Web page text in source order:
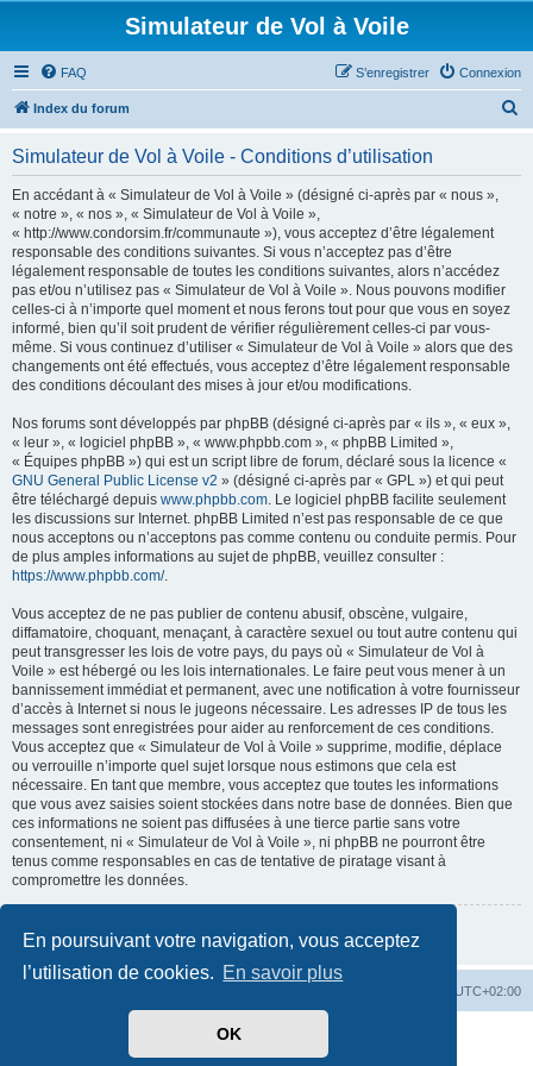
En poursuivant votre navigation, vous acceptez
l’utilisation de cookies. En savoir plus
OK
Simulateur de Vol à Voile
FAQ Connexion
S’enregistrer
Index du forum
Simulateur de Vol à Voile - Conditions d’utilisation
En accédant à « Simulateur de Vol à Voile » (désigné ci-après par « nous »,
« notre », « nos », « Simulateur de Vol à Voile »,
« http://www.condorsim.fr/communaute »), vous acceptez d’être légalement
responsable des conditions suivantes. Si vous n’acceptez pas d’être
légalement responsable de toutes les conditions suivantes, alors n’accédez
pas et/ou n’utilisez pas « Simulateur de Vol à Voile ». Nous pouvons modifier
celles-ci à n’importe quel moment et nous ferons tout pour que vous en soyez
informé, bien qu’il soit prudent de vérifier régulièrement celles-ci par vous-
même. Si vous continuez d’utiliser « Simulateur de Vol à Voile » alors que des
changements ont été effectués, vous acceptez d’être légalement responsable
des conditions découlant des mises à jour et/ou modifications.
Nos forums sont développés par phpBB (désigné ci-après par « ils », « eux »,
« leur », « logiciel phpBB », « www.phpbb.com », « phpBB Limited »,
« Équipes phpBB ») qui est un script libre de forum, déclaré sous la licence «
GNU General Public License v2 » (désigné ci-après par « GPL ») et qui peut
être téléchargé depuis www.phpbb.com. Le logiciel phpBB facilite seulement
les discussions sur Internet. phpBB Limited n’est pas responsable de ce que
nous acceptons ou n’acceptons pas comme contenu ou conduite permis. Pour
de plus amples informations au sujet de phpBB, veuillez consulter :
https://www.phpbb.com/.
Vous acceptez de ne pas publier de contenu abusif, obscène, vulgaire,
diffamatoire, choquant, menaçant, à caractère sexuel ou tout autre contenu qui
peut transgresser les lois de votre pays, du pays où « Simulateur de Vol à
Voile » est hébergé ou les lois internationales. Le faire peut vous mener à un
bannissement immédiat et permanent, avec une notification à votre fournisseur
d’accès à Internet si nous le jugeons nécessaire. Les adresses IP de tous les
messages sont enregistrées pour aider au renforcement de ces conditions.
Vous acceptez que « Simulateur de Vol à Voile » supprime, modifie, déplace
ou verrouille n’importe quel sujet lorsque nous estimons que cela est
nécessaire. En tant que membre, vous acceptez que toutes les informations
que vous avez saisies soient stockées dans notre base de données. Bien que
ces informations ne soient pas diffusées à une tierce partie sans votre
consentement, ni « Simulateur de Vol à Voile », ni phpBB ne pourront être
tenus comme responsables en cas de tentative de piratage visant à
compromettre les données.
Retour à la page précédente
UTC+02:00
phpBB ® Forum Software © phpBB Limited
phpBB-fr.com